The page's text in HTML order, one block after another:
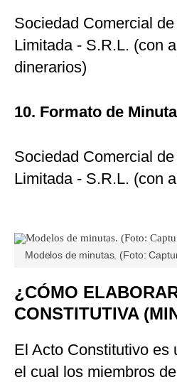
Sociedad Comercial
Limitada - S.R.L. (con
dinerarios)
10. Formato de
Sociedad Comercial
Limitada - S.R.L. (con
Modelos de minutas. (Foto:
¿CÓMO
CONSTITUTIVA
El Acto Constitutivo es
el cual los miembros